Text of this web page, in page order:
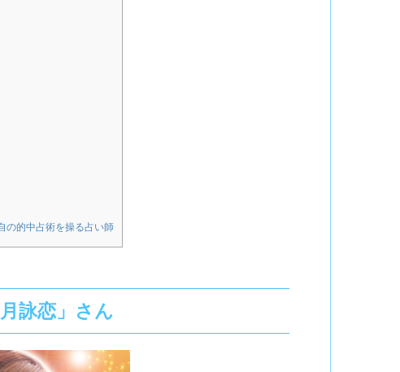
の的中占術を操る占い師
詠恋」さん